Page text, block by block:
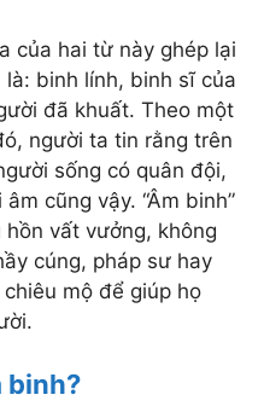
của hai từ này ghép lại
là: binh lính, binh sĩ của
đã khuất. Theo một
người ta tin rằng trên
sống có quân đội,
cũng vậy. “Âm binh”
vất vưởng, không
cúng, pháp sư hay
mộ để giúp họ
binh?